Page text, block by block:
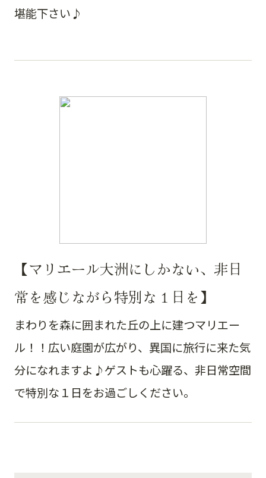
堪能下さい♪
【マリエール大洲にしかない、非日
常を感じながら特別な１日を】
まわりを森に囲まれた丘の上に建つマリエー
ル！！広い庭園が広がり、異国に旅行に来た気
分になれますよ♪ゲストも心躍る、非日常空間
で特別な１日をお過ごしください。